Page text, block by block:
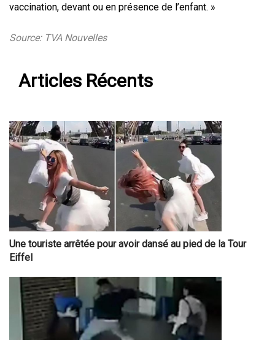
vaccination, devant ou en présence de l’enfant. »
Source: TVA Nouvelles
Articles Récents
Une touriste arrêtée pour avoir dansé au pied de la Tour
Eiffel